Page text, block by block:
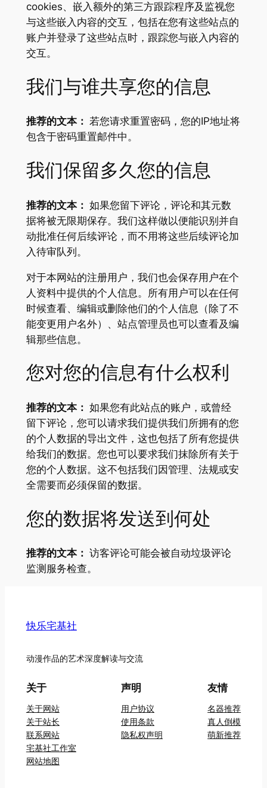
cookies、嵌入额外的第三方跟踪程序及监视您
与这些嵌入内容的交互，包括在您有这些站点的
账户并登录了这些站点时，跟踪您与嵌入内容的
交互。
我们与谁共享您的信息
推荐的文本： 若您请求重置密码，您的IP地址将
包含于密码重置邮件中。
我们保留多久您的信息
推荐的文本： 如果您留下评论，评论和其元数
据将被无限期保存。我们这样做以便能识别并自
动批准任何后续评论，而不用将这些后续评论加
入待审队列。
对于本网站的注册用户，我们也会保存用户在个
人资料中提供的个人信息。所有用户可以在任何
时候查看、编辑或删除他们的个人信息（除了不
能变更用户名外）、站点管理员也可以查看及编
辑那些信息。
您对您的信息有什么权利
推荐的文本： 如果您有此站点的账户，或曾经
留下评论，您可以请求我们提供我们所拥有的您
的个人数据的导出文件，这也包括了所有您提供
给我们的数据。您也可以要求我们抹除所有关于
您的个人数据。这不包括我们因管理、法规或安
全需要而必须保留的数据。
您的数据将发送到何处
推荐的文本： 访客评论可能会被自动垃圾评论
监测服务检查。
快乐宅基社
动漫作品的艺术深度解读与交流
关于
关于网站
关于站长
联系网站
宅基社工作室
网站地图
声明
用户协议
使用条款
隐私权声明
友情
名器推荐
真人倒模
萌新推荐